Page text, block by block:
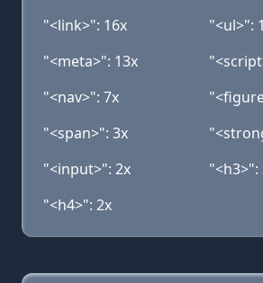
"<link>": 16x
"<ul>":
"<meta>": 13x
"<nav>": 7x
"<span>": 3x
"<input>": 2x
"<h3>":
"<h4>": 2x